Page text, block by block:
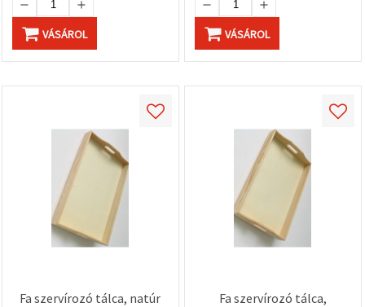
VÁSÁROL VÁSÁROL
Fa szervírozó tálca, natúr
Fa szervírozó tálca,